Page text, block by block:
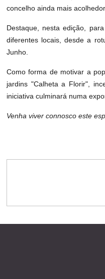
concelho ainda mais
Destaque, nesta edição,
diferentes locais, desde a
Junho.
Como forma de motivar a
jardins "Calheta a Florir",
iniciativa culminará numa
Venha viver connosco este